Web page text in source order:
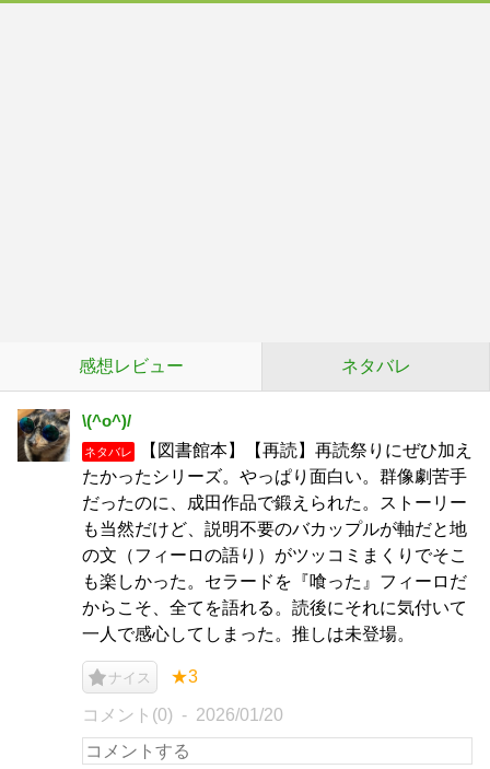
感想レビュー ネタバレ
\(^o^)/
ネタバレ
【図書館本】【再読】再読祭りにぜひ加え
たかったシリーズ。やっぱり面白い。群像劇苦手
だったのに、成田作品で鍛えられた。ストーリー
も当然だけど、説明不要のバカップルが軸だと地
の文（フィーロの語り）がツッコミまくりでそこ
も楽しかった。セラードを『喰った』フィーロだ
からこそ、全てを語れる。読後にそれに気付いて
一人で感心してしまった。推しは未登場。
ナイス ★3
コメント(0) 2026/01/20